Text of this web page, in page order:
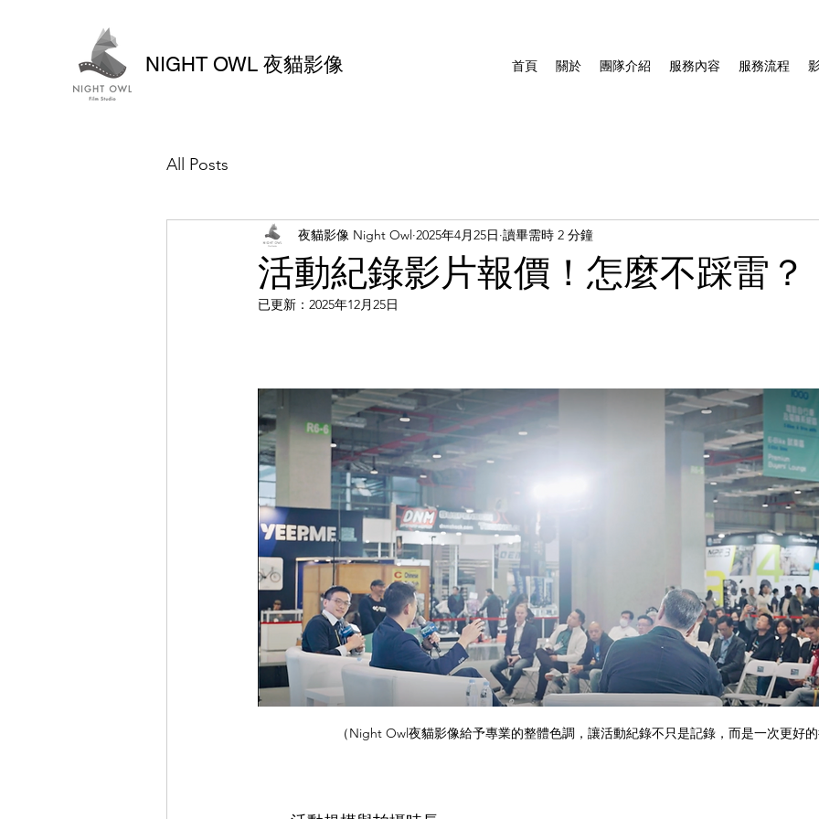
NIGHT OWL 夜貓影像 首頁 關於 團隊介紹 服務內容 服務流程
All Posts
活動紀錄影片報價！怎麼不踩雷？
夜貓影像 Night Owl 2025年4月25日 讀畢需時 2 分鐘
已更新： 2025年12月25日
（Night Owl夜貓影像給予專業的整體色調，讓活動紀錄不只是記錄，而是一次更好